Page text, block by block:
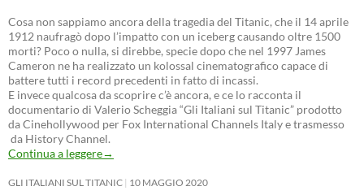
Cosa non sappiamo ancora della tragedia del Titanic, che il 14 aprile
1912 naufragò dopo l’impatto con un iceberg causando oltre 1500
morti? Poco o nulla, si direbbe, specie dopo che nel 1997 James
Cameron ne ha realizzato un kolossal cinematografico capace di
battere tutti i record precedenti in fatto di incassi.
E invece qualcosa da scoprire c’è ancora, e ce lo racconta il
documentario di Valerio Scheggia “Gli Italiani sul Titanic” prodotto
da Cinehollywood per Fox International Channels Italy e trasmesso
da History Channel.
Continua a leggere→
GLI ITALIANI SUL TITANIC 10 MAGGIO 2020